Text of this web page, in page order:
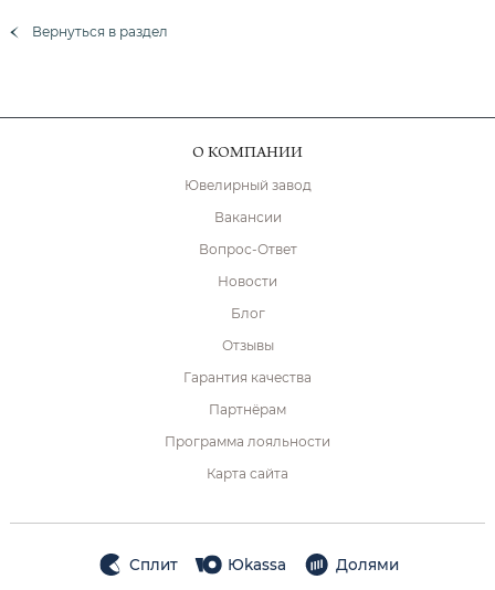
Вернуться в раздел
О КОМПАНИИ
Ювелирный завод
Вакансии
Вопрос-Ответ
Новости
Блог
Отзывы
Гарантия качества
Партнёрам
Программа лояльности
Карта сайта
Сплит Юkassa Долями